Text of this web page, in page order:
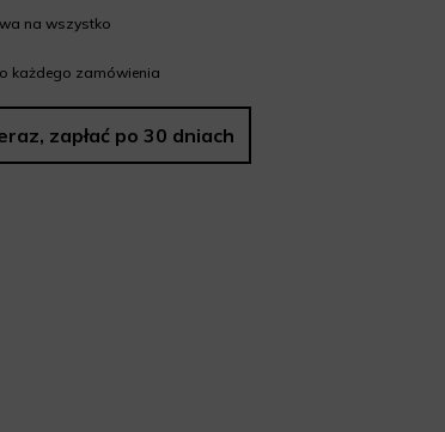
na wszystko
każdego zamówienia
zapłać po 30 dniach